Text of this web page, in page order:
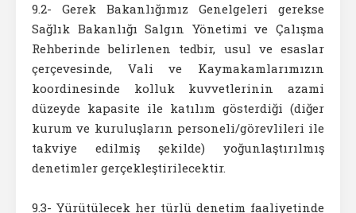
9.2- Gerek Bakanlığımız Genelgeleri gerekse
Sağlık Bakanlığı Salgın Yönetimi ve Çalışma
Rehberinde belirlenen tedbir, usul ve esaslar
çerçevesinde, Vali ve Kaymakamlarımızın
koordinesinde kolluk kuvvetlerinin azami
düzeyde kapasite ile katılım gösterdiği (diğer
kurum ve kuruluşların personeli/görevlileri ile
takviye edilmiş şekilde) yoğunlaştırılmış
denetimler gerçekleştirilecektir.
9.3- Yürütülecek her türlü denetim faaliyetinde